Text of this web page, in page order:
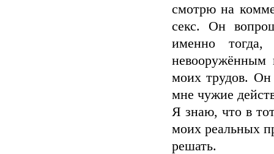
смотрю на
секс. Он
именно
невооружённым
моих трудов. Он
мне чужие
Я знаю, что в
моих реальных
решать.